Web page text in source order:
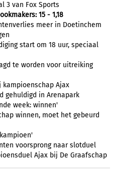
3 van Fox Sports
15 - 1,18
meer in Doetinchem
start om 18 uur, speciaal
te worden voor uitreiking
Ajax
gehuldigd in Arenapark
week: winnen'
winnen, moet het gebeurd
voorsprong naar slotduel
Ajax bij De Graafschap